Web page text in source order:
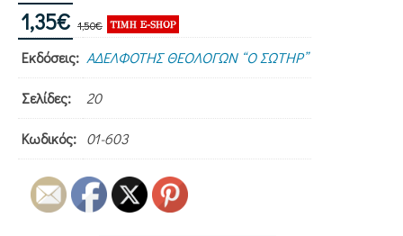
1,50€ Original
price
was:
1,50€.
1,35€ Η
τρέχουσα
τιμή
είναι:
Εκδόσεις: ΑΔΕΛΦΟΤΗΣ ΘΕΟΛΟΓΩΝ “Ο ΣΩΤΗΡ”
Σελίδες: 20
Κωδικός: 01-603